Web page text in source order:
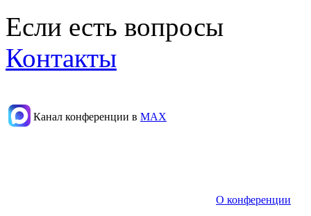
Если есть вопросы
Контакты
Канал конференции в МАХ
О конференции